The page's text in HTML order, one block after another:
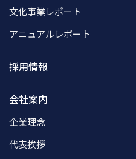
文化事業レポート
アニュアルレポート
採用情報
会社案内
企業理念
代表挨拶